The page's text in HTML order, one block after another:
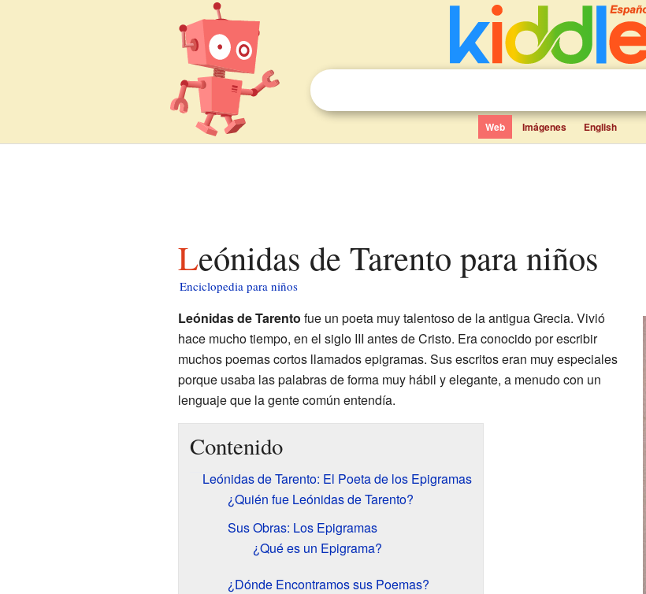
Web Imágenes English
Leónidas de Tarento para niños
Enciclopedia para niños
Leónidas de Tarento fue un poeta muy talentoso de la antigua Grecia. Vivió
hace mucho tiempo, en el siglo III antes de Cristo. Era conocido por escribir
muchos poemas cortos llamados epigramas. Sus escritos eran muy especiales
porque usaba las palabras de forma muy hábil y elegante, a menudo con un
lenguaje que la gente común entendía.
Contenido
Leónidas de Tarento: El Poeta de los Epigramas
¿Quién fue Leónidas de Tarento?
Sus Obras: Los Epigramas
¿Qué es un Epigrama?
¿Dónde Encontramos sus Poemas?